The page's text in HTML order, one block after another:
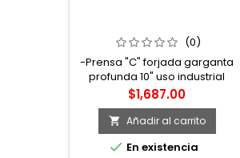
PROFUNDA URREA
(0)
-Prensa "C" forjada garganta
profunda 10" uso industrial
Urrea -Prensas "C" de cuerpo
forjado y garganta profunda,
ideal como elemento de
sujeción en trabajos donde se
requiere inmovilizar piezas y
Precio
$1,687.00
 Añadir al carrito
 En existencia